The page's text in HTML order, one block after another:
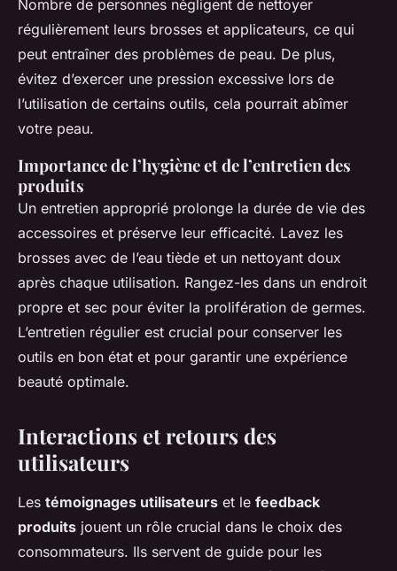
Nombre de personnes négligent de nettoyer
régulièrement leurs brosses et applicateurs, ce qui
peut entraîner des problèmes de peau. De plus,
évitez d’exercer une pression excessive lors de
l’utilisation de certains outils, cela pourrait abîmer
votre peau.
Importance de l’hygiène et de l’entretien des
produits
Un entretien approprié prolonge la durée de vie des
accessoires et préserve leur efficacité. Lavez les
brosses avec de l’eau tiède et un nettoyant doux
après chaque utilisation. Rangez-les dans un endroit
propre et sec pour éviter la prolifération de germes.
L’entretien régulier est crucial pour conserver les
outils en bon état et pour garantir une expérience
beauté optimale.
Interactions et retours des
utilisateurs
Les témoignages utilisateurs et le feedback
produits jouent un rôle crucial dans le choix des
consommateurs. Ils servent de guide pour les